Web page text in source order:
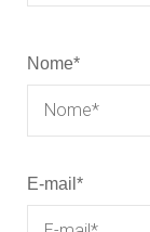
Nome*
E-mail *